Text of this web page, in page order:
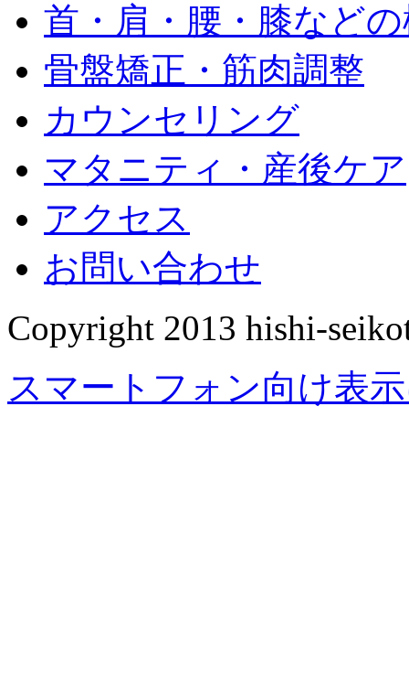
首・肩・腰・膝など
骨盤矯正・筋肉調整
カウンセリング
マタニティ・産後ケア
アクセス
お問い合わせ
Copyright 2013 hishi-
スマートフォン向け表